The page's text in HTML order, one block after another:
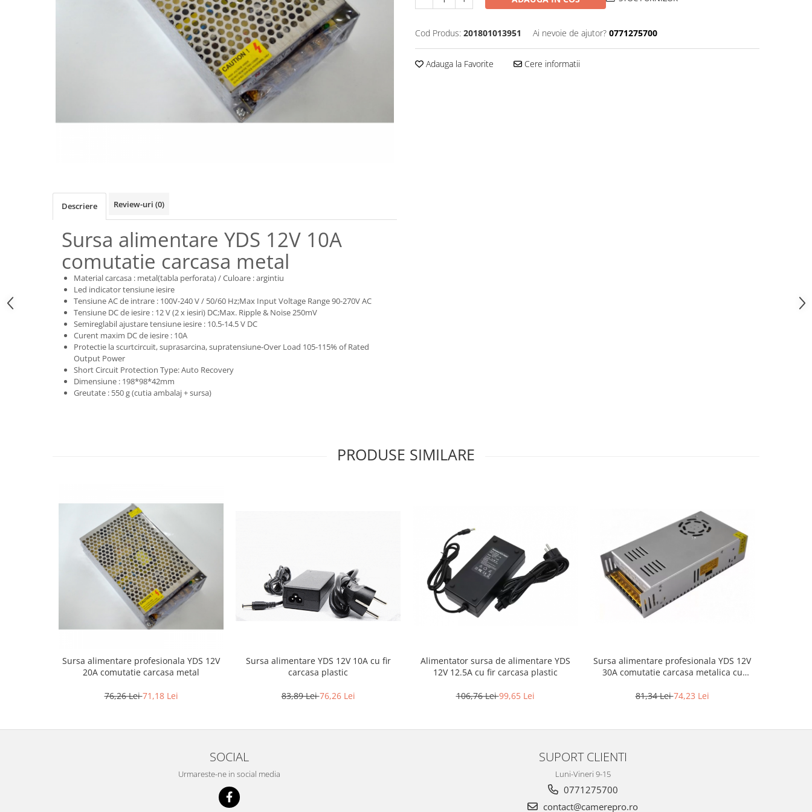
Cod Produs: 201801013951 Ai nevoie de ajutor? 0771275700
Adauga la Favorite Cere informatii
Descriere Review-uri (0)
Sursa alimentare YDS 12V 10A
comutatie carcasa metal
Material carcasa : metal(tabla perforata) / Culoare : argintiu
Led indicator tensiune iesire
Tensiune AC de intrare : 100V-240 V / 50/60 Hz;Max Input Voltage Range 90-270V AC
Tensiune DC de iesire : 12 V (2 x iesiri) DC;Max. Ripple & Noise 250mV
Semireglabil ajustare tensiune iesire : 10.5-14.5 V DC
Curent maxim DC de iesire : 10A
Protectie la scurtcircuit, suprasarcina, supratensiune-Over Load 105-115% of Rated
Output Power
Short Circuit Protection Type: Auto Recovery
Dimensiune : 198*98*42mm
Greutate : 550 g (cutia ambalaj + sursa)
PRODUSE SIMILARE
Sursa alimentare profesionala YDS 12V
20A comutatie carcasa metal
76,26 Lei71,18 Lei
Sursa alimentare YDS 12V 10A cu fir
carcasa plastic
83,89 Lei76,26 Lei
Alimentator sursa de alimentare YDS
12V 12.5A cu fir carcasa plastic
106,76 Lei99,65 Lei
Sursa alimentare profesionala YDS 12V
30A comutatie carcasa metalica cu
81,34 Lei74,23 Lei
SOCIAL
Urmareste-ne in social media
SUPORT CLIENTI
Luni-Vineri 9-15
0771275700
contact@camerepro.ro